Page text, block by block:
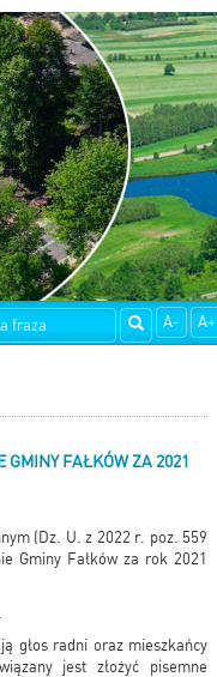
A- A+
GMINY FAŁKÓW ZA 2021
(Dz. U. z 2022 r. poz. 559
Gminy Fałków za rok 2021
głos radni oraz mieszkańcy
jest złożyć pisemne